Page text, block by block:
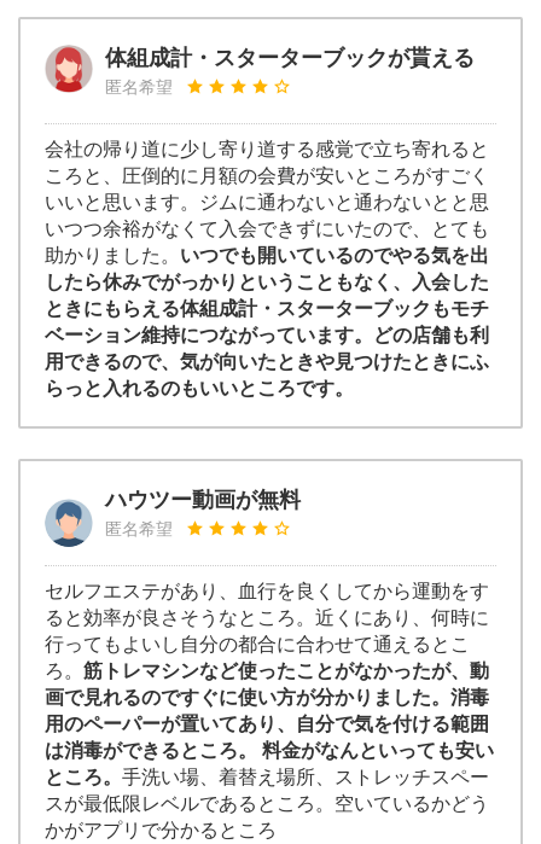
体組成計・スターターブックが貰える
匿名希望
会社の帰り道に少し寄り道する感覚で立ち寄れると
ころと、圧倒的に月額の会費が安いところがすごく
いいと思います。ジムに通わないと通わないとと思
いつつ余裕がなくて入会できずにいたので、とても
助かりました。 いつでも開いているのでやる気を出
したら休みでがっかりということもなく、入会した
ときにもらえる体組成計・スターターブックもモチ
ベーション維持につながっています。どの店舗も利
用できるので、気が向いたときや見つけたときにふ
らっと入れるのもいいところです。
ハウツー動画が無料
匿名希望
セルフエステがあり、血行を良くしてから運動をす
ると効率が良さそうなところ。近くにあり、何時に
行ってもよいし自分の都合に合わせて通えるとこ
ろ。 筋トレマシンなど使ったことがなかったが、動
画で見れるのですぐに使い方が分かりました。消毒
用のペーパーが置いてあり、自分で気を付ける範囲
は消毒ができるところ。 料金がなんといっても安い
ところ。 手洗い場、着替え場所、ストレッチスペー
スが最低限レベルであるところ。空いているかどう
かがアプリで分かるところ